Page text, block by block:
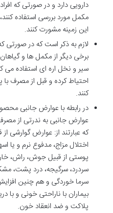
دارویی دارد و در صورتی که
مکمل مورد بررسی استفاده
این زمینه مشورت کنند.
لازم به ذکر است که در صورتی
برخی دیگر از مکمل ها و
سیر و نخل اره ای استفاده می
احتیاط کرده و قبل از مصرف
کنند.
در رابطه با عوارض جانبی
عوارض جانبی به ندرتی از
که عبارتند از: عوارض گوارشی
اختلال مزاج، مدفوع نرم و یا
پوستی از قبیل جوش، راش،
سردرد، سرگیجه، درد پشت،
سرما خوردگی و هم چنین
بیماران با ناراحتی خونی و با
پلاکت و ضد انعقاد خون.